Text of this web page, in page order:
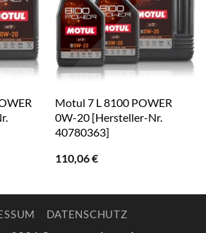
Motul 7 L 8100 POWER
0W-20 [Hersteller-Nr.
40780363]
110,06€
DATENSCHUTZ